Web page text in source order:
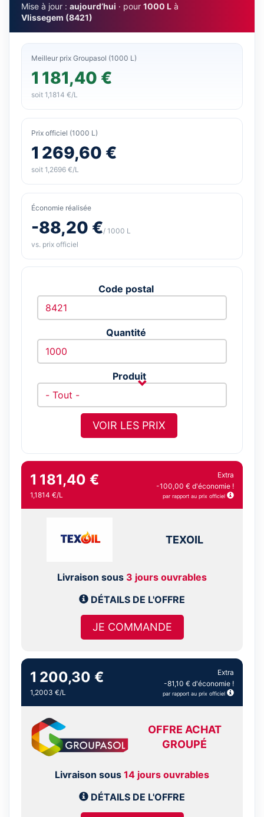
Mise à jour : aujourd’hui · pour 1000 L à
Vlissegem (8421)
Meilleur prix Groupasol (1000 L)
1 181,40 €
soit 1,1814 €/L
Prix officiel (1000 L)
1 269,60 €
soit 1,2696 €/L
Économie réalisée
-88,20 €/ 1000 L
vs. prix officiel
Code postal
Quantité
Produit
VOIR LES PRIX
1 181,40 €
1,1814 €/L
Extra
-100,00 € d'économie !
par rapport au prix officiel
TEXOIL
Livraison sous 3 jours ouvrables
DÉTAILS DE L'OFFRE
JE COMMANDE
1 200,30 €
1,2003 €/L
Extra
-81,10 € d'économie !
par rapport au prix officiel
OFFRE ACHAT
GROUPÉ
Livraison sous 14 jours ouvrables
DÉTAILS DE L'OFFRE